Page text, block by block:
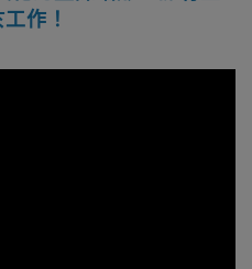
作！